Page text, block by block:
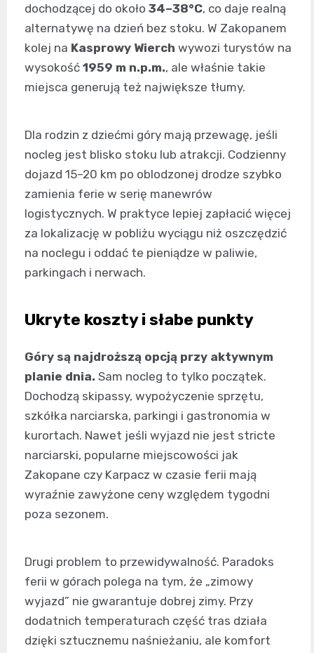
dochodzącej do około 34–38°C, co daje realną
alternatywę na dzień bez stoku. W Zakopanem
kolej na Kasprowy Wierch wywozi turystów na
wysokość 1959 m n.p.m., ale właśnie takie
miejsca generują też największe tłumy.
Dla rodzin z dziećmi góry mają przewagę, jeśli
nocleg jest blisko stoku lub atrakcji. Codzienny
dojazd 15–20 km po oblodzonej drodze szybko
zamienia ferie w serię manewrów
logistycznych. W praktyce lepiej zapłacić więcej
za lokalizację w pobliżu wyciągu niż oszczędzić
na noclegu i oddać te pieniądze w paliwie,
parkingach i nerwach.
Ukryte koszty i słabe punkty
Góry są najdroższą opcją przy aktywnym
planie dnia. Sam nocleg to tylko początek.
Dochodzą skipassy, wypożyczenie sprzętu,
szkółka narciarska, parkingi i gastronomia w
kurortach. Nawet jeśli wyjazd nie jest stricte
narciarski, popularne miejscowości jak
Zakopane czy Karpacz w czasie ferii mają
wyraźnie zawyżone ceny względem tygodni
poza sezonem.
Drugi problem to przewidywalność. Paradoks
ferii w górach polega na tym, że „zimowy
wyjazd” nie gwarantuje dobrej zimy. Przy
dodatnich temperaturach część tras działa
dzięki sztucznemu naśnieżaniu, ale komfort